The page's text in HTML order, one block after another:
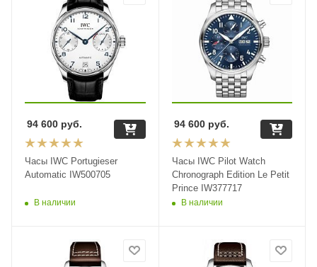
Часы IWC Portugieser
Automatic IW500705
В наличии
94 600 руб.
Часы IWC Pilot Watch
Chronograph Edition Le Petit
Prince IW377717
В наличии
94 600руб.